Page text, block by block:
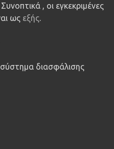
, οι εγκεκριμένες
ως εξής
σύστημα διασφάλισης